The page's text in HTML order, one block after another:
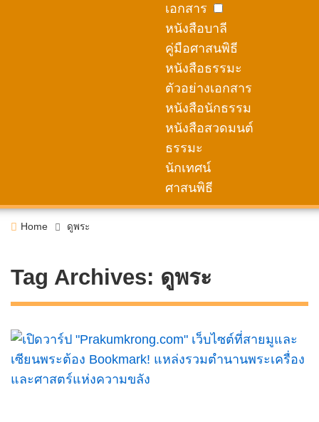
เอกสาร
หนังสือบาลี
คู่มือศาสนพิธี
หนังสือธรรมะ
ตัวอย่างเอกสาร
หนังสือนักธรรม
หนังสือสวดมนต์
ธรรมะ
นักเทศน์
ศาสนพิธี
Home ดูพระ
Tag Archives: ดูพระ